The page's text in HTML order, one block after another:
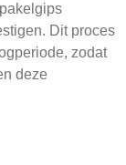
Dit proces
zodat
deze